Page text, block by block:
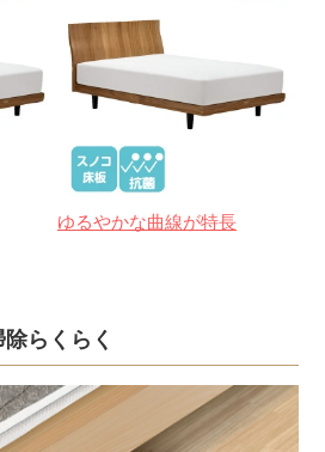
ゆるやかな曲線が特長
らくらく